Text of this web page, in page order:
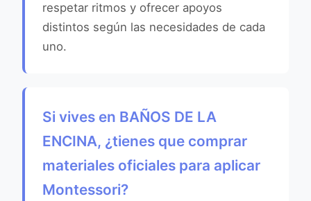
respetar ritmos y ofrecer apoyos
distintos según las necesidades de cada
uno.
Si vives en BAÑOS DE LA
ENCINA, ¿tienes que comprar
materiales oficiales para aplicar
Montessori?